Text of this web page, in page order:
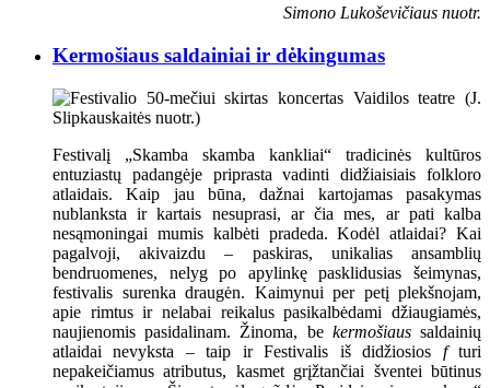
Simono Lukoševičiaus nuotr.
Kermošiaus saldainiai ir dėkingumas
Festivalį „Skamba skamba kankliai“ tradicinės kultūros
entuziastų padangėje priprasta vadinti didžiaisiais folkloro
atlaidais. Kaip jau būna, dažnai kartojamas pasakymas
nublanksta ir kartais nesuprasi, ar čia mes, ar pati kalba
nesąmoningai mumis kalbėti pradeda. Kodėl atlaidai? Kai
pagalvoji, akivaizdu – paskiras, unikalias ansamblių
bendruomenes, nelyg po apylinkę pasklidusias šeimynas,
festivalis surenka draugėn. Kaimynui per petį plekšnojam,
apie rimtus ir nelabai reikalus pasikalbėdami džiaugiamės,
naujienomis pasidalinam. Žinoma, be kermošiaussaldainių
atlaidai nevyksta – taip ir Festivalis iš didžiosios fturi
nepakeičiamus atributus, kasmet grįžtančiai šventei būtinus